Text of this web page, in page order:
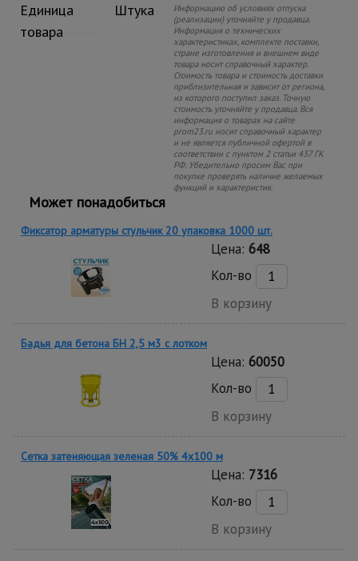
Единица
товара
Штука
Информацию об условиях отпуска
(реализации) уточняйте у продавца.
Информация о технических
характеристиках, комплекте поставки,
стране изготовления и внешнем виде
товара носит справочный характер.
Стоимость товара и стоимость доставки
приблизительная и зависит от региона,
из которого поступил заказ. Точную
стоимость уточняйте у продавца. Вся
информация о товарах на сайте
prom23.ru носит справочный характер
и не является публичной офертой в
соответствии с пунктом 2 статьи 437 ГК
РФ. Убедительно просим Вас при
покупке проверять наличие желаемых
функций и характеристик.
Может понадобиться
Фиксатор арматуры стульчик 20 упаковка 1000 шт.
Цена: 648
Кол-во
В корзину
Бадья для бетона БН 2,5 м3 с лотком
Цена: 60050
Кол-во
В корзину
Сетка затеняющая зеленая 50% 4х100 м
Цена: 7316
Кол-во
В корзину